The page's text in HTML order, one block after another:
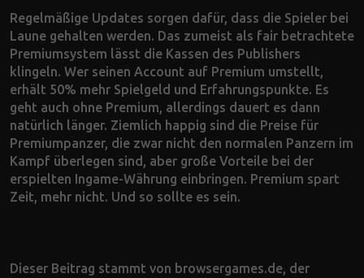
Regelmäßige Updates sorgen dafür, dass die Spieler bei
Laune gehalten werden. Das zumeist als fair betrachtete
Premiumsystem lässt die Kassen des Publishers
klingeln. Wer seinen Account auf Premium umstellt,
erhält 50% mehr Spielgeld und Erfahrungspunkte. Es
geht auch ohne Premium, allerdings dauert es dann
natürlich länger. Ziemlich happig sind die Preise für
Premiumpanzer, die zwar nicht den normalen Panzern im
Kampf überlegen sind, aber große Vorteile bei der
erspielten Ingame-Währung einbringen. Premium spart
Zeit, mehr nicht. Und so sollte es sein.
Dieser Beitrag stammt von browsergames.de, der